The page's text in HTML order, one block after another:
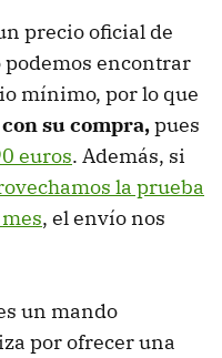
precio oficial de
podemos encontrar
mínimo, por lo que
su compra,pues
euros. Además, si
la prueba
, el envío nos
un mando
por ofrecer una